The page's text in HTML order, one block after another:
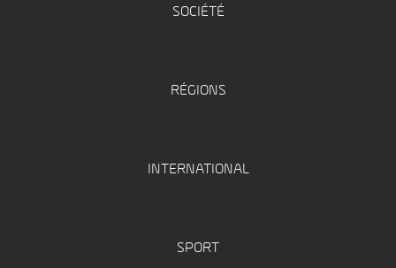
SOCIÉTÉ
RÉGIONS
INTERNATIONAL
SPORT